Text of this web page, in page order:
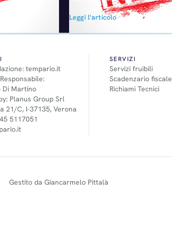
a
Gruppo Chrysler ha
interrotto l’attività produttiva
Manufacturing Alliance di
sono stati lasciati a casa ad
Leggi l'articolo
tempario.it
Di Martino
Planus Group Srl
21/C, I-37135, Verona
5117051
SERVIZI
Servizi fruibili
Scadenzario fiscale
Richiami Tecnici
Gestito da Giancarmelo Pittalà